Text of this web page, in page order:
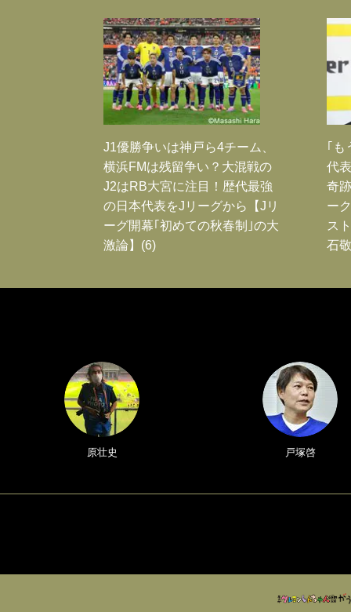
J1優勝争いは神戸ら4チーム、
横浜FMは残留争い？大混戦の
J2はRB大宮に注目！歴代最強
の日本代表をJリーグから【Jリ
ーグ開幕｢初めての秋春制｣の大
激論】(6)
｢も
代
奇
ー
ス
石
原壮史 戸塚啓